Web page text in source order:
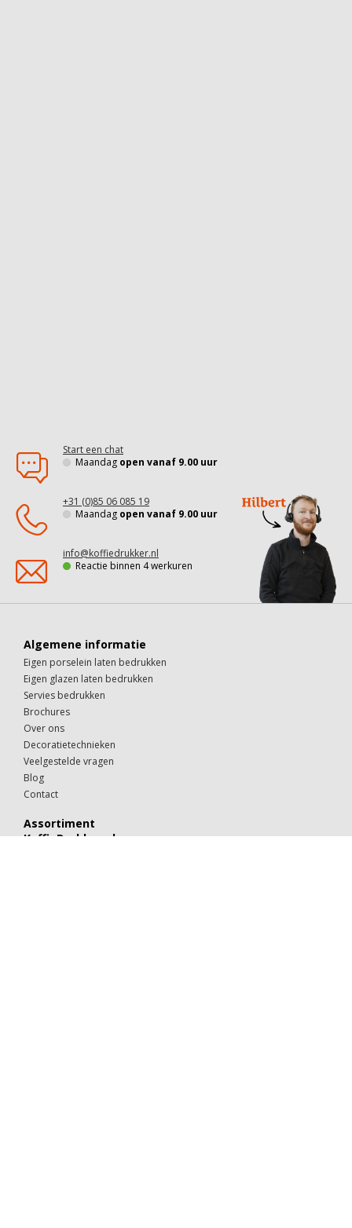
Start een chat
Maandag open vanaf 9.00 uur
+31 (0)85 06 085 19
Maandag open vanaf 9.00 uur
info@koffiedrukker.nl
Reactie binnen 4 werkuren
Algemene informatie
Eigen porselein laten bedrukken
Eigen glazen laten bedrukken
Servies bedrukken
Brochures
Over ons
Decoratietechnieken
Veelgestelde vragen
Blog
Contact
Assortiment
KoffieDrukker.nl